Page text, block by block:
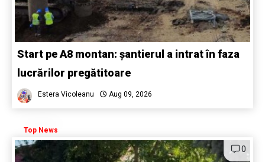
Start pe A8 montan: șantierul a intrat în faza
lucrărilor pregătitoare
Estera Vicoleanu Aug 09, 2026
Top News
0